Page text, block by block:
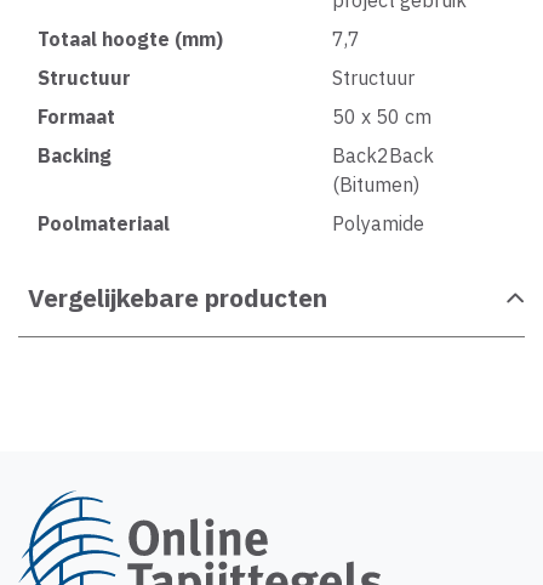
Totaal hoogte (mm)
7,7
Structuur
Structuur
Formaat
50 x 50 cm
Backing
Back2Back
(Bitumen)
Poolmateriaal
Polyamide
Vergelijkebare producten